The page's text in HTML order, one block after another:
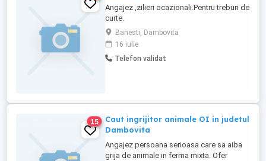
Angajez ,zilieri ocazionali.Pentru treburi de
curte.
Banesti, Dambovita
16 iulie
Telefon validat
15
Caut ingrijitor animale OI in judetul
Dambovita
Angajez persoana serioasa care sa aiba
grija de animale in ferma mixta. Ofer